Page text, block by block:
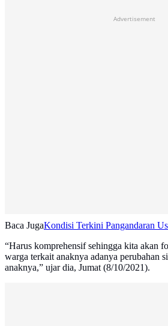
Advertisement
Baca JugaKondisi Terkini Pangandaran
“Harus komprehensif sehingga kita akan
warga terkait anaknya adanya perubahan
anaknya,” ujar dia, Jumat (8/10/2021).